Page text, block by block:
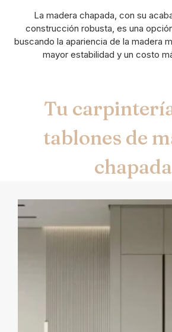
La madera chapada, con su
construcción robusta, es una
buscando la apariencia de la madera
mayor estabilidad y un costo
Tu
tablones de
chapada